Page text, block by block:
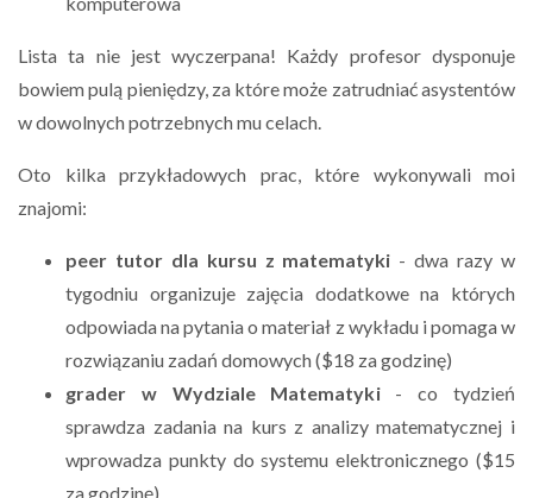
Lista ta nie jest wyczerpana! Każdy profesor dysponuje
bowiem pulą pieniędzy, za które może zatrudniać asystentów
w dowolnych potrzebnych mu celach.
Oto kilka przykładowych prac, które wykonywali moi
znajomi:
peer tutor dla kursu z matematyki - dwa razy w
tygodniu organizuje zajęcia dodatkowe na których
odpowiada na pytania o materiał z wykładu i pomaga w
rozwiązaniu zadań domowych ($18 za godzinę)
grader w Wydziale Matematyki- co tydzień
sprawdza zadania na kurs z analizy matematycznej i
wprowadza punkty do systemu elektronicznego ($15
za godzinę)